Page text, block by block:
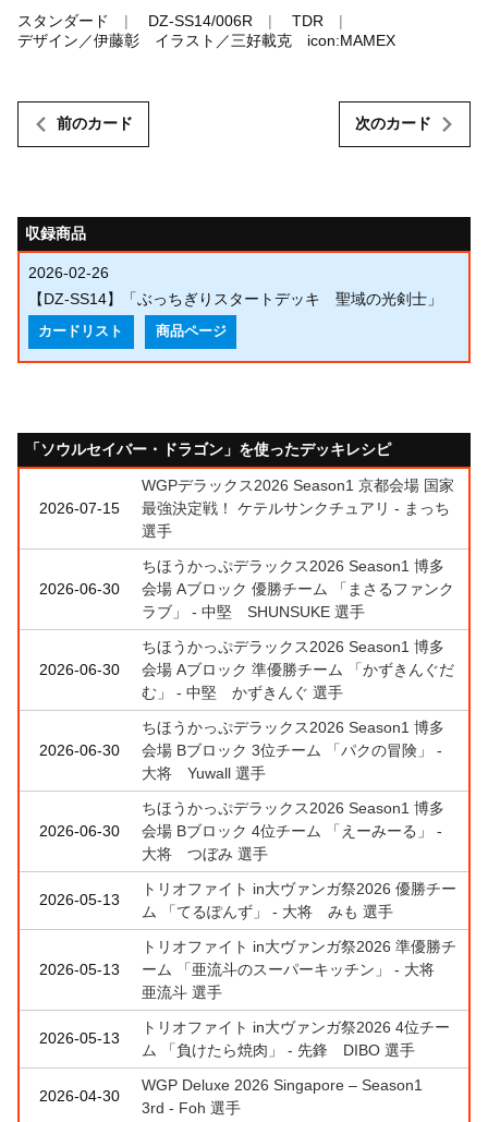
スタンダード DZ-SS14/006R
TDR
デザイン／伊藤彰 イラスト／三好載克 icon:MAMEX
前のカード 次のカード
収録商品
2026-02-26
【DZ-SS14】「ぶっちぎりスタートデッキ 聖域の光剣士」
カードリスト 商品ページ
「ソウルセイバー・ドラゴン」を使ったデッキレシピ
2026-07-15
WGPデラックス2026 Season1 京都会場 国家
最強決定戦！ ケテルサンクチュアリ - まっち
選手
2026-06-30
ちほうかっぷデラックス2026 Season1 博多
会場 Aブロック 優勝チーム 「まさるファンク
ラブ」 - 中堅 SHUNSUKE 選手
2026-06-30
ちほうかっぷデラックス2026 Season1 博多
会場 Aブロック 準優勝チーム 「かずきんぐだ
む」 - 中堅 かずきんぐ 選手
2026-06-30
ちほうかっぷデラックス2026 Season1 博多
会場 Bブロック 3位チーム 「パクの冒険」 -
大将 Yuwall 選手
2026-06-30
ちほうかっぷデラックス2026 Season1 博多
会場 Bブロック 4位チーム 「えーみーる」 -
大将 つぼみ 選手
2026-05-13
トリオファイト in大ヴァンガ祭2026 優勝チー
ム 「てるぽんず」 - 大将 みも 選手
2026-05-13
トリオファイト in大ヴァンガ祭2026 準優勝チ
ーム 「亜流斗のスーパーキッチン」 - 大将
亜流斗 選手
2026-05-13
トリオファイト in大ヴァンガ祭2026 4位チー
ム 「負けたら焼肉」 - 先鋒 DIBO 選手
2026-04-30
WGP Deluxe 2026 Singapore – Season1
3rd - Foh 選手